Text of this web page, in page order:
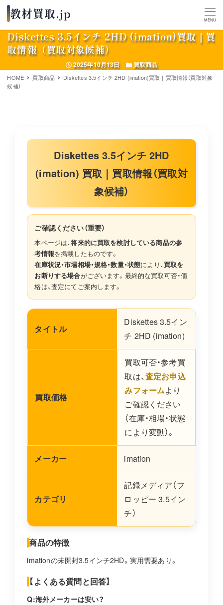
MENU
Diskettes 3.5インチ 2HD (imation)買取｜買
取情報（買取対象候補）
投稿日
2025年10月13日 カテゴリー
買取商品
HOME 買取商品
Diskettes 3.5インチ 2HD (imation)買取｜買取情報（買取対象
候補）
Diskettes 3.5インチ 2HD
(imation) 買取｜買取情報（買取対
象候補）
ご確認ください（重要）
本ページは、将来的に買取を検討している商品の参
考情報を掲載したものです。
在庫状況・市場相場・規格・数量・状態により、買取を
お断りする場合がございます。最終的な買取可否・価
格は、査定にてご案内します。
タイトル
Diskettes 3.5イン
チ 2HD (imation)
買取価格
買取可否・参考買
取は、査定お申込
みフォームより
ご確認ください
（在庫・相場・状態
により変動）。
メーカー imation
カテゴリ
記録メディア（フ
ロッピー 3.5イン
チ）
商品の特徴
imationの未開封3.5インチ2HD。実用需要あり。
【よくある質問と回答】
Q:海外メーカーは安い？